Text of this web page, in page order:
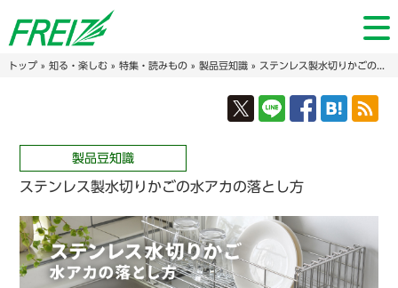
トップ» 知る・楽しむ» 特集・読みもの» 製品豆知識» ステンレス製水切りかごの水アカの落とし方
製品豆知識
ステンレス製水切りかごの水アカの落とし方